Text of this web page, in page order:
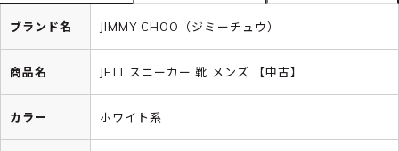
ブランド名 JIMMY CHOO（ジミーチュウ）
商品名 JETT スニーカー 靴 メンズ 【中古】
カラー ホワイト系